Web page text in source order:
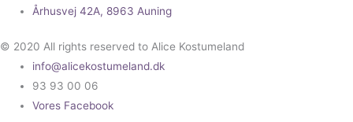
Århusvej 42A, 8963 Auning
© 2020 All rights reserved to Alice Kostumeland
info@alicekostumeland.dk
93 93 00 06
Vores Facebook